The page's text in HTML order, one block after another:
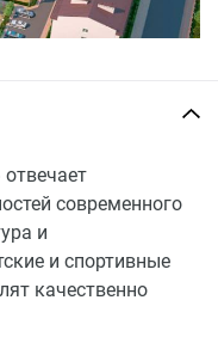
современного
и
и спортивные
качественно